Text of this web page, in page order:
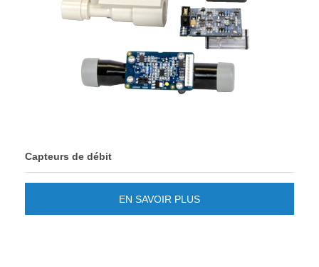
Capteurs de débit
EN SAVOIR PLUS